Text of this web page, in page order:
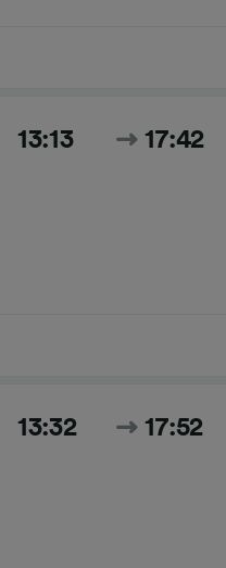
13:13 17:42
13:32 17:52